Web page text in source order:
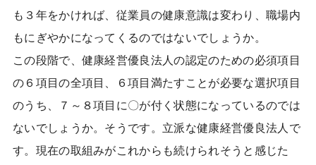
も３年をかければ、従業員の健康意識は変わり、職場内
もにぎやかになってくるのではないでしょうか。
この段階で、健康経営優良法人の認定のための必須項目
の６項目の全項目、６項目満たすことが必要な選択項目
のうち、７～８項目に〇が付く状態になっているのでは
ないでしょうか。そうです。立派な健康経営優良法人で
す。現在の取組みがこれからも続けられそうと感じた